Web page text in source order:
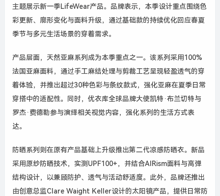
主题展示新一季LifeWear产品。品牌表示，本季设计重点围绕色
彩更新、廓形变化与面料升级，通过基础款的持续优化回应春夏
季节与多元生活场景的穿着需求。
产品层面，天然亚麻系列成为本季重点之一。该系列采用100%
法国亚麻面料，通过手工麻结处理与剪裁工艺呈现轻盈透气的穿
着体验，并推出超过30种色彩与条纹款式，强化亚麻在夏季日常
穿搭中的适配性。同时，优衣库全球品牌大使凯特·布兰切特与
罗杰·费德勒参与演绎相关视觉内容，强化系列的生活方式表
达。
防晒系列则在原有产品基础上升级推出第二代凉感防晒衣。新品
采用原纱防晒技术，实测UPF100+，并结合AIRism面料与高弹
结构设计，以兼顾防护、透气与活动舒适度。此外，品牌还推出
由创意总监Clare Waight Keller设计的太阳镜产品，提供日常防